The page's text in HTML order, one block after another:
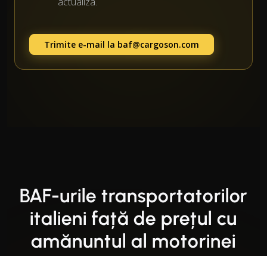
Trimite e-mail la baf@cargoson.com
BAF-urile transportatorilor
italieni față de prețul cu
amănuntul al motorinei